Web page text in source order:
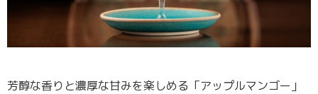
芳醇な香りと濃厚な甘みを楽しめる「アップルマンゴー」